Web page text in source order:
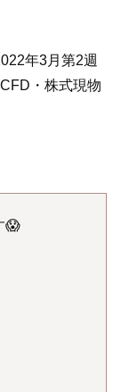
年3月第2週
・株式現物
😱